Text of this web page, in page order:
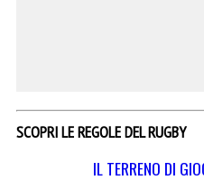
SCOPRI LE REGOLE DEL RUGBY
IL TERRENO DI